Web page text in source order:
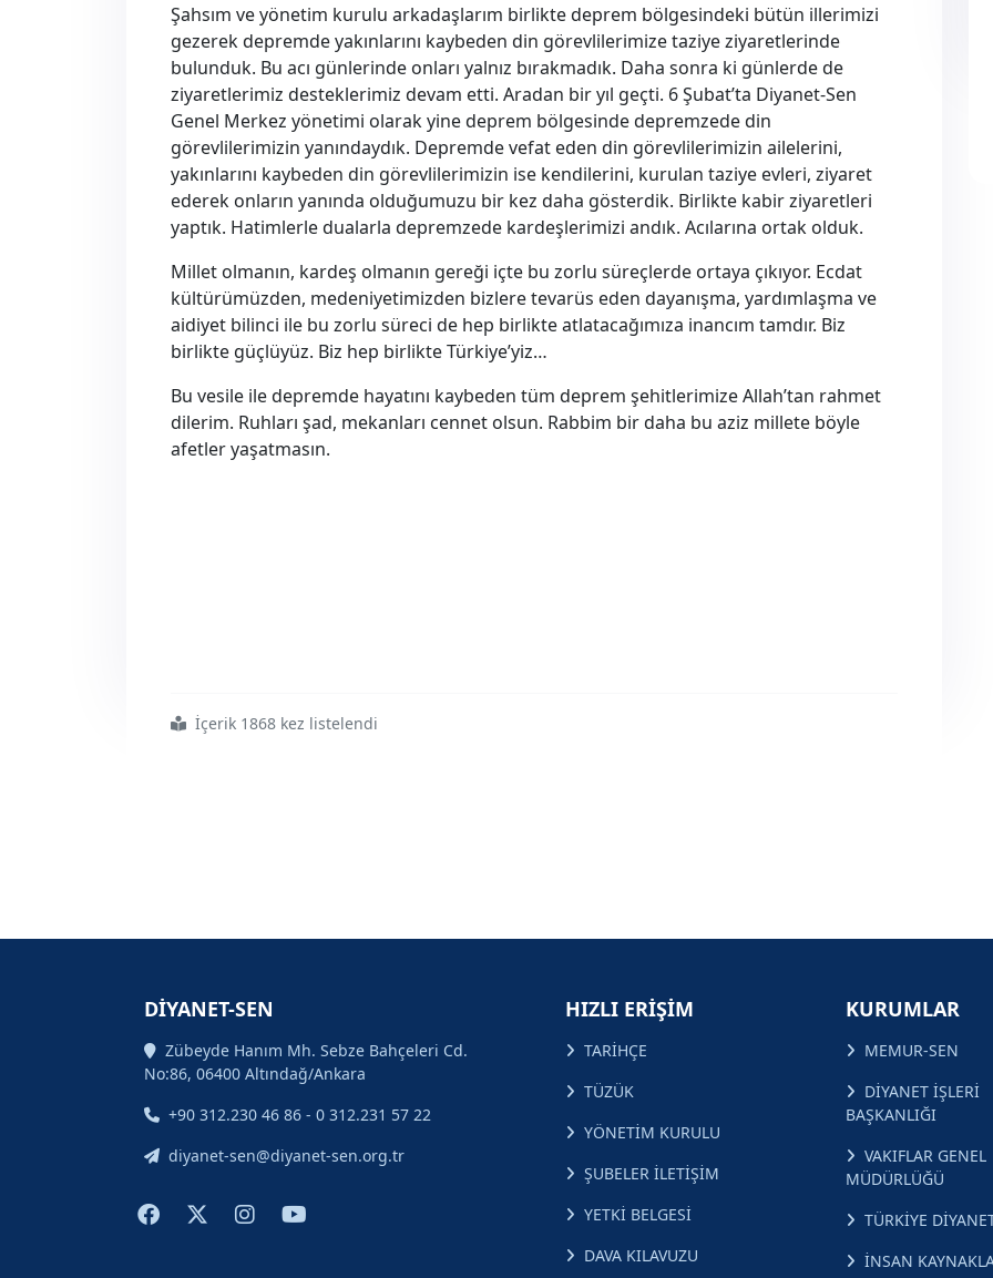
Şahsım ve yönetim kurulu arkadaşlarım birlikte deprem bölgesindeki bütün illerimizi
gezerek depremde yakınlarını kaybeden din görevlilerimize taziye ziyaretlerinde
bulunduk. Bu acı günlerinde onları yalnız bırakmadık. Daha sonra ki günlerde de
ziyaretlerimiz desteklerimiz devam etti. Aradan bir yıl geçti. 6 Şubat’ta Diyanet-Sen
Genel Merkez yönetimi olarak yine deprem bölgesinde depremzede din
görevlilerimizin yanındaydık. Depremde vefat eden din görevlilerimizin ailelerini,
yakınlarını kaybeden din görevlilerimizin ise kendilerini, kurulan taziye evleri, ziyaret
ederek onların yanında olduğumuzu bir kez daha gösterdik. Birlikte kabir ziyaretleri
yaptık. Hatimlerle dualarla depremzede kardeşlerimizi andık. Acılarına ortak olduk.
Millet olmanın, kardeş olmanın gereği içte bu zorlu süreçlerde ortaya çıkıyor. Ecdat
kültürümüzden, medeniyetimizden bizlere tevarüs eden dayanışma, yardımlaşma ve
aidiyet bilinci ile bu zorlu süreci de hep birlikte atlatacağımıza inancım tamdır. Biz
birlikte güçlüyüz. Biz hep birlikte Türkiye’yiz…
Bu vesile ile depremde hayatını kaybeden tüm deprem şehitlerimize Allah’tan rahmet
dilerim. Ruhları şad, mekanları cennet olsun. Rabbim bir daha bu aziz millete böyle
afetler yaşatmasın.
#biz
#hep
#birlikte
#türkiye yiz
İçerik 1868 kez listelendi
DİYANET-SEN
Zübeyde Hanım Mh. Sebze Bahçeleri Cd.
No:86, 06400 Altındağ/Ankara
+90 312.230 46 86 - 0 312.231 57 22
diyanet-sen@diyanet-sen.org.tr
HIZLI ERİŞİM
TARİHÇE
TÜZÜK
YÖNETİM KURULU
ŞUBELER İLETİŞİM
YETKİ BELGESİ
DAVA KILAVUZU
KURUMLAR
MEMUR-SEN
DİYANET İŞLERİ
BAŞKANLIĞI
VAKIFLAR GENEL
MÜDÜRLÜĞÜ
TÜRKİYE
İNSAN